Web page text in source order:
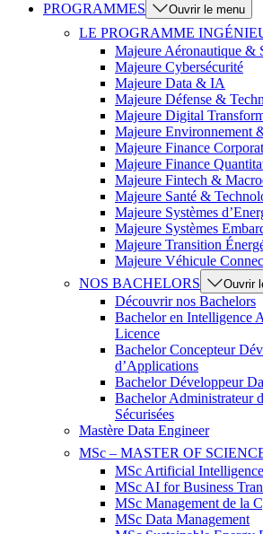
PROGRAMMES
Ouvrir le menu
LE PROGRAMME
Majeure Aéronautique &
Majeure Cybersécurité
Majeure Data & IA
Majeure Défense &
Majeure Digital
Majeure Environnement
Majeure Finance
Majeure Finance
Majeure Fintech &
Majeure Santé &
Majeure Systèmes
Majeure Systèmes
Majeure Transition
Majeure Véhicule
NOS BACHELORS
Ouvrir
Découvrir nos Bachelors
Bachelor en Intelligence
Licence
Bachelor Concepteur
d’Applications
Bachelor Développeur
Bachelor Administrateur
Sécurisées
Mastère Data Engineer
MSc – MASTER OF
MSc Artificial Intelligence
MSc AI for Business
MSc Management de la
MSc Data Management